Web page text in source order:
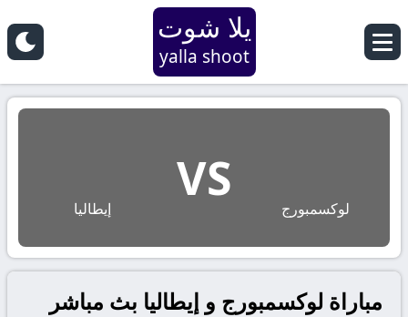
يلا شوت
yalla shoot
لوكسمبورج
VS
إيطاليا
مباراة لوكسمبورج و إيطاليا بث مباشر